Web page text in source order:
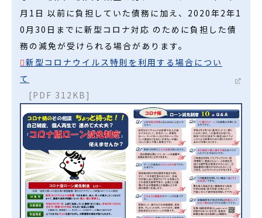
月1日 以前に負担していた債務に加え、2020年2年1
0月30日までに新型コロナ対応 のために負担した債
務の減免が受けられる場合があります。
新型コロナウイルス特則を利用する場合につい
て
[PDF 312KB]